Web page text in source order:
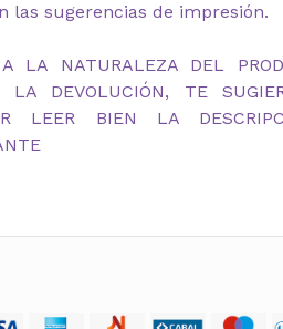
las sugerencias de impresión.
A LA NATURALEZA DEL
LA DEVOLUCIÓN, TE
LEER BIEN LA